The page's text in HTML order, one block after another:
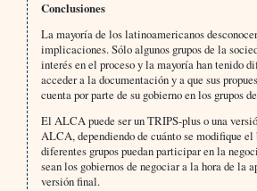
Conclusiones
La mayoría de los latinoamericanos
implicaciones. Sólo algunos grupos de la
interés en el proceso y la mayoría han tenido
acceder a la documentación y a que sus
cuenta por parte de su gobierno en los grupos
El ALCA puede ser un TRIPS-plus o una
ALCA, dependiendo de cuánto se modifique el
diferentes grupos puedan participar en la
sean los gobiernos de negociar a la hora de la
versión final.